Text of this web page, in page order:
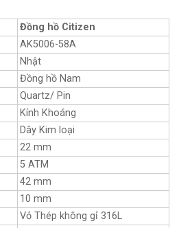
Đồng hồ Citizen
AK5006-58A
Nhật
Đồng hồ Nam
Quartz/ Pin
Kính Khoáng
Dây Kim loại
22 mm
5 ATM
42 mm
10 mm
Vỏ Thép không gỉ 316L